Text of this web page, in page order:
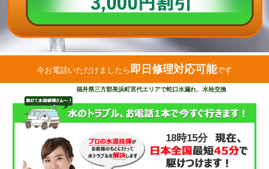
今お電話いただけましたら 即日修理対応可能です
福井県三方郡美浜町宮代エリアで蛇口水漏れ、水栓交換
18時15分